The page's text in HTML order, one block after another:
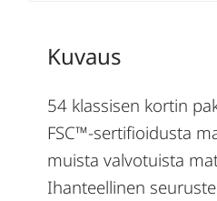
Kuvaus
54 klassisen kortin
FSC™-sertifioidusta
muista valvotuista
Ihanteellinen